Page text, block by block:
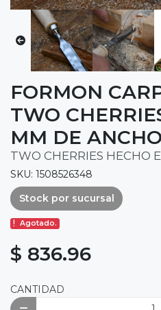
FORMON
TWO
MM DE ANCHO
TWO CHERRIES HECHO
SKU: 1508526348
Stock por sucursal
Agotado.
$ 836.96
CANTIDAD